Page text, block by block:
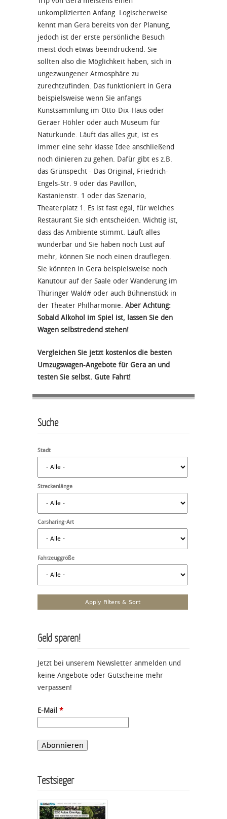
unkomplizierten Anfang. Logischerweise
kennt man Gera bereits von der Planung,
jedoch ist der erste persönliche Besuch
meist doch etwas beeindruckend. Sie
sollten also die Möglichkeit haben, sich in
ungezwungener Atmosphäre zu
zurechtzufinden. Das funktioniert in Gera
beispielsweise wenn Sie anfangs
Kunstsammlung im Otto-Dix-Haus oder
Geraer Höhler oder auch Museum für
Naturkunde. Läuft das alles gut, ist es
immer eine sehr klasse Idee anschließend
noch dinieren zu gehen. Dafür gibt es z.B.
das Grünspecht - Das Original, Friedrich-
Engels-Str. 9 oder das Pavillon,
Kastanienstr. 1 oder das Szenario,
Theaterplatz 1. Es ist fast egal, für welches
Restaurant Sie sich entscheiden. Wichtig ist,
dass das Ambiente stimmt. Läuft alles
wunderbar und Sie haben noch Lust auf
mehr, können Sie noch einen drauflegen.
Sie könnten in Gera beispielsweise noch
Kanutour auf der Saale oder Wanderung im
Thüringer Wald# oder auch Bühnenstück in
der Theater Philharmonie. Aber Achtung:
Sobald Alkohol im Spiel ist, lassen Sie den
Wagen selbstredend stehen!
Vergleichen Sie jetzt kostenlos die besten
Umzugswagen-Angebote für Gera an und
testen Sie selbst. Gute Fahrt!
Suche
Stadt
Streckenlänge
Carsharing-Art
Fahrzeuggröße
Geld sparen!
Jetzt bei unserem Newsletter anmelden und
keine Angebote oder Gutscheine mehr
verpassen!
E-Mail *
Testsieger